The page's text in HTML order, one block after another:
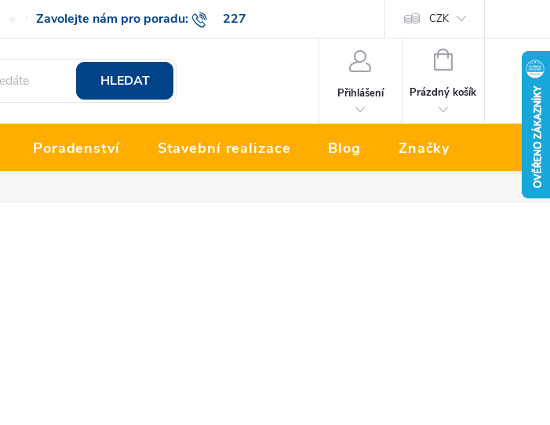
227
777 222
O nás Hodnocení obchodu Prodávané značky CZK
HLEDAT
Přihlášení
NÁKUPNÍ
Prázdný košík
Poradenství Stavební realizace Blog Značky